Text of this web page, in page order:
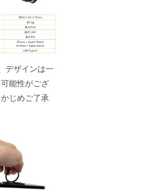
デザインは一
能性がござ
じめご了承